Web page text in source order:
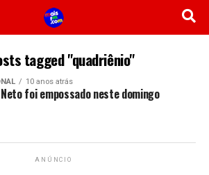
tagged "quadriênio"
10 anos atrás
foi empossado neste domingo
ANÚNCIO